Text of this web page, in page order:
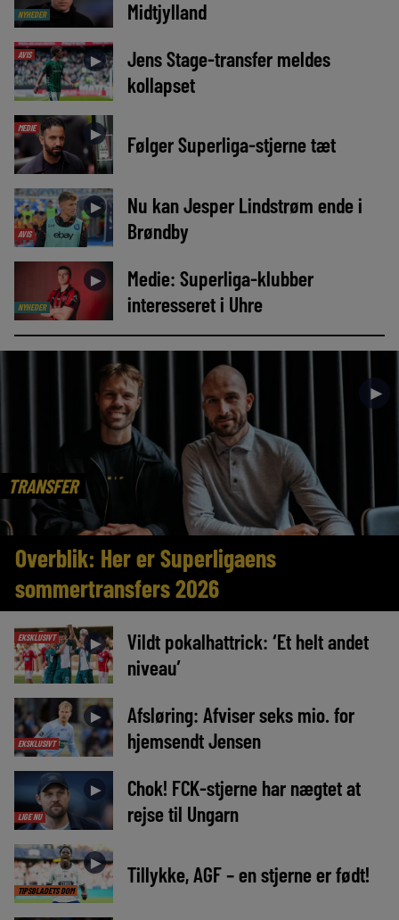
NYHEDER Midtjylland
AVIS ►
Jens Stage-transfer meldes
kollapset
MEDIE ► Følger Superliga-stjerne tæt
AVIS
►
Nu kan Jesper Lindstrøm ende i
Brøndby
NYHEDER
►
Medie: Superliga-klubber
interesseret i Uhre
TRANSFER
►
Overblik: Her er Superligaens
sommertransfers 2026
EKSKLUSIVT ►
Vildt pokalhattrick: ‘Et helt andet
niveau’
EKSKLUSIVT
►
Afsløring: Afviser seks mio. for
hjemsendt Jensen
LIGE NU
►
Chok! FCK-stjerne har nægtet at
rejse til Ungarn
TIPSBLADETS DOM
► Tillykke, AGF – en stjerne er født!